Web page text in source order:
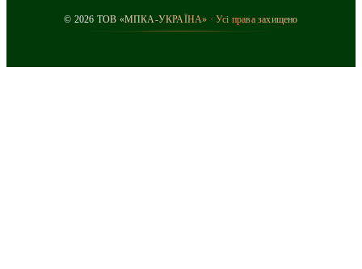
© 2026 ТОВ «МПКА-УКРАЇНА» · Усі права захищено